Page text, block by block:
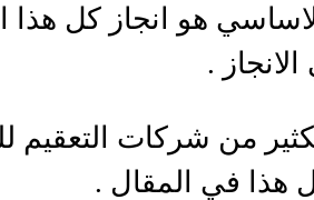
هو انجاز كل هذا
.
من شركات التعقيم
هذا في المقال .